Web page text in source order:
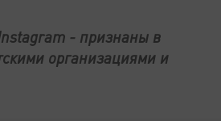
- признаны в
организациями и